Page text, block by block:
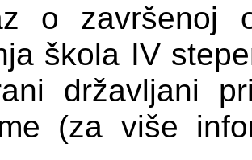
o završenoj
škola IV
državljani
(za više